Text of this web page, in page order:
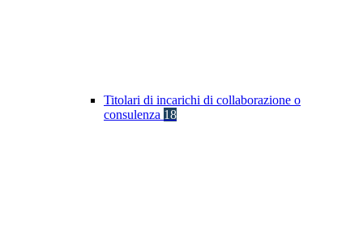
Titolari di incarichi di collaborazione o
consulenza 18